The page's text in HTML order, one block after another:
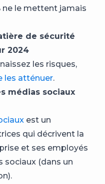
le mettent jamais
de sécurité
2024
les risques,
les atténuer.
médias sociaux
est un
qui décrivent la
et ses employés
sociaux (dans un